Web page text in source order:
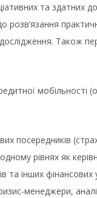
та
розв’язання
Також
мобільності
посередників
рівнях як
та інших
менеджери,